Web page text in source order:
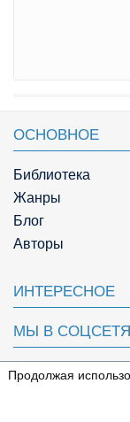
ОСНОВНОЕ
Библиотека
Жанры
Блог
Авторы
ИНТЕРЕСНОЕ
МЫ В
ПОЛЕЗНОЕ
Продолжая